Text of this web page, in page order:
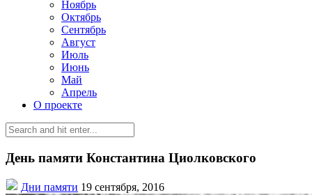
Ноябрь
Октябрь
Сентябрь
Август
Июль
Июнь
Май
Апрель
О проекте
День памяти Константина Циолковского
Дни памяти 19 сентября, 2016